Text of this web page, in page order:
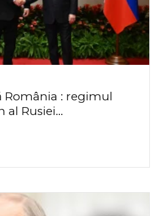
România : regimul
al Rusiei...